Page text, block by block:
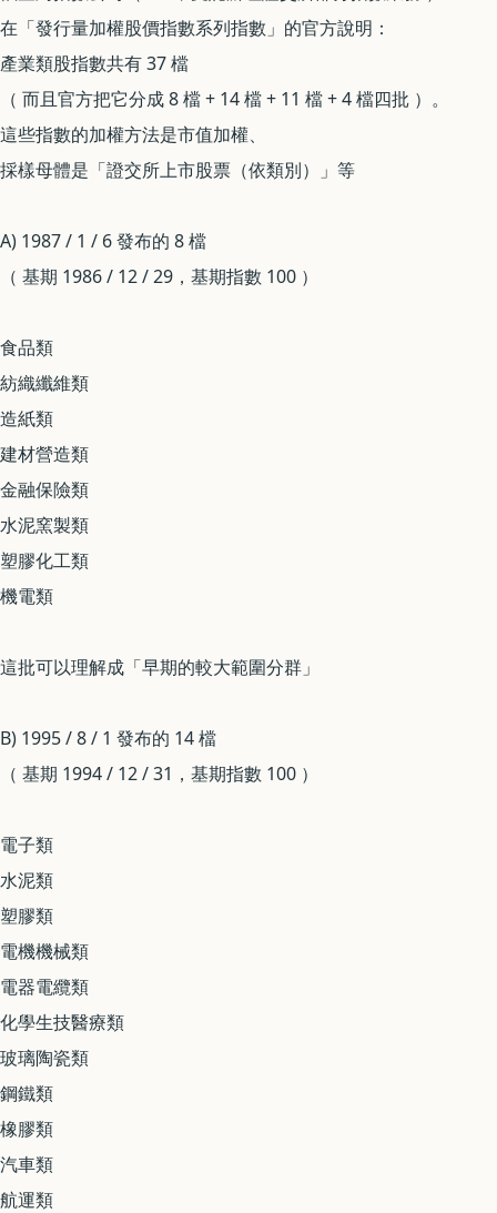
在「發行量加權股價指數系列指數」的官方說明：
產業類股指數共有 37 檔
（ 而且官方把它分成 8 檔 + 14 檔 + 11 檔 + 4 檔四批 ）。
這些指數的加權方法是市值加權、
採樣母體是「證交所上市股票（依類別）」等
A) 1987 / 1 / 6 發布的 8 檔
（ 基期 1986 / 12 / 29，基期指數 100 ）
食品類
紡織纖維類
造紙類
建材營造類
金融保險類
水泥窯製類
塑膠化工類
機電類
這批可以理解成「早期的較大範圍分群」
B) 1995 / 8 / 1 發布的 14 檔
（ 基期 1994 / 12 / 31，基期指數 100 ）
電子類
水泥類
塑膠類
電機機械類
電器電纜類
化學生技醫療類
玻璃陶瓷類
鋼鐵類
橡膠類
汽車類
航運類